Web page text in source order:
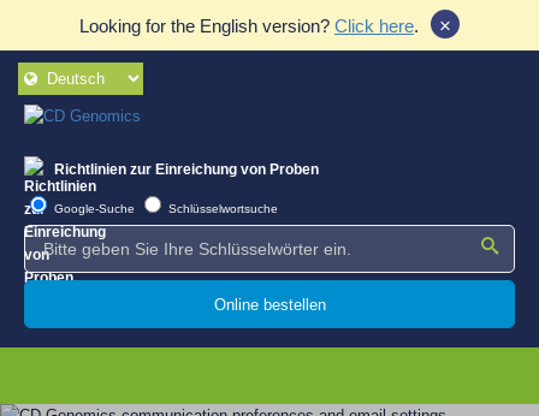
Looking for the English version? Click here. ×
Richtlinien zur Einreichung von Proben
Google-Suche Schlüsselwortsuche
Online bestellen